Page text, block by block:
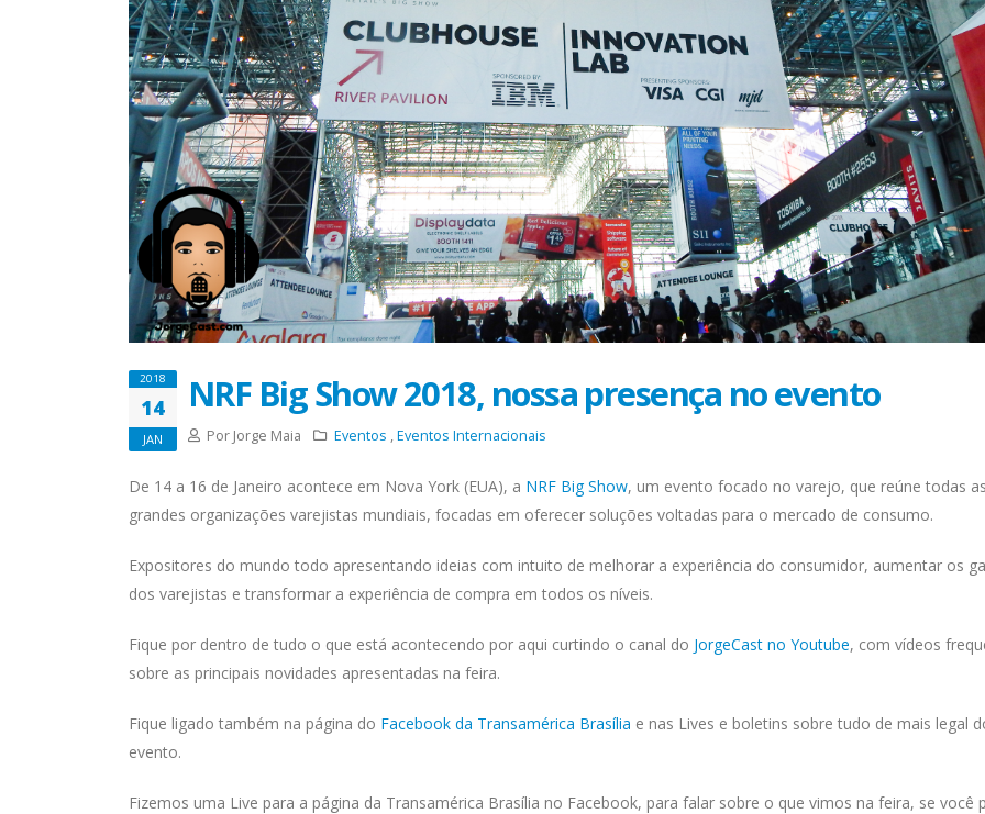
2018
14
JAN
NRF Big Show 2018, nossa presença no evento
Por Jorge Maia Eventos ,Eventos Internacionais
De 14 a 16 de Janeiro acontece em Nova York (EUA), a NRF Big Show, um evento focado no varejo, que reúne todas as
grandes organizações varejistas mundiais, focadas em oferecer soluções voltadas para o mercado de consumo.
Expositores do mundo todo apresentando ideias com intuito de melhorar a experiência do consumidor, aumentar os
dos varejistas e transformar a experiência de compra em todos os níveis.
Fique por dentro de tudo o que está acontecendo por aqui curtindo o canal do JorgeCast no Youtube, com vídeos
sobre as principais novidades apresentadas na feira.
Fique ligado também na página do Facebook da Transamérica Brasília e nas Lives e boletins sobre tudo de mais legal
evento.
Fizemos uma Live para a página da Transamérica Brasília no Facebook, para falar sobre o que vimos na feira, se você